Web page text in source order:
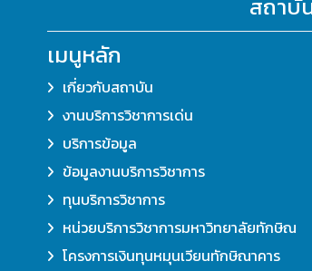
สถาบั
เมนูหลัก
เกี่ยวกับสถาบัน
งานบริการวิชาการเด่น
บริการข้อมูล
ข้อมูลงานบริการวิชาการ
ทุนบริการวิชาการ
หน่วยบริการวิชาการมหาวิทยาลัยทักษิณ
โครงการเงินทุนหมุนเวียนทักษิณาคาร